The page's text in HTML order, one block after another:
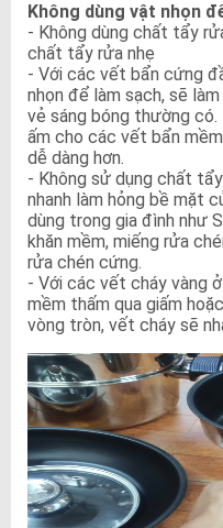
Không dùng vật nhọn
- Không dùng chất tẩy
chất tẩy rửa nhẹ
- Với các vết bẩn cứng
nhọn để làm sạch, sẽ
vẻ sáng bóng thường có.
ấm cho các vết bẩn
dễ dàng hơn.
- Không sử dụng chất
nhanh làm hỏng bề mặt
dùng trong gia đình như
khăn mềm, miếng rửa
rửa chén cứng.
- Với các vết cháy vàng
mềm thấm qua giấm
vòng tròn, vết cháy sẽ